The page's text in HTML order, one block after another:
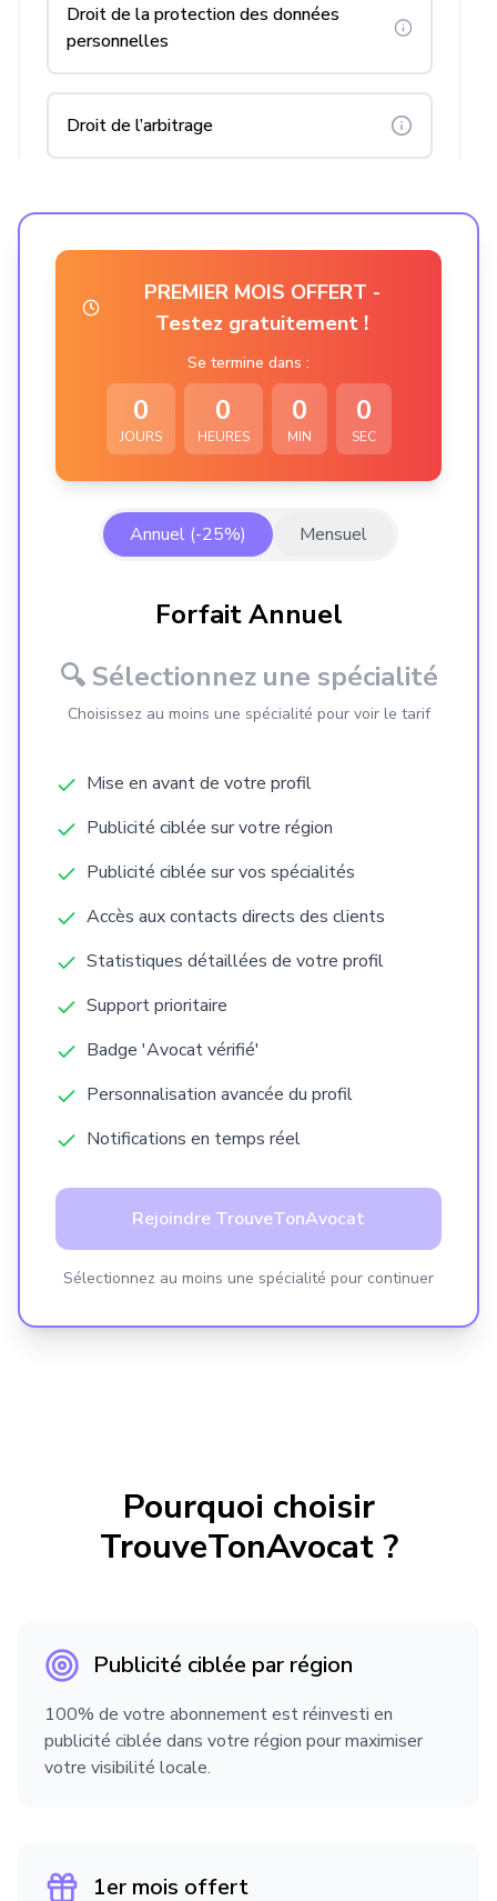
Droit de la protection des données
personnelles
Droit de l’arbitrage
Droit de la santé
Droit de la sécurité sociale et de la
protection sociale
Droit de l’énergie
Droit de l’environnement
Droit des associations et des fondations
Droit des assurances sociales
Droit des collectivités territoriales
Droit des contrats
Droit des garanties, des sûretés et des
mesures d'exécution
Droit des successions et libéralités
Droit du numérique
PREMIER MOIS OFFERT -
Testez gratuitement !
Se termine dans :
0
JOURS
0
HEURES
0
MIN
0
SEC
Annuel (-25%) Mensuel
Forfait Annuel
🔍 Sélectionnez une spécialité
Choisissez au moins une spécialité pour voir le tarif
Mise en avant de votre profil
Publicité ciblée sur votre région
Publicité ciblée sur vos spécialités
Accès aux contacts directs des clients
Statistiques détaillées de votre profil
Support prioritaire
Badge 'Avocat vérifié'
Personnalisation avancée du profil
Notifications en temps réel
Rejoindre TrouveTonAvocat
Sélectionnez au moins une spécialité pour continuer
Pourquoi choisir
TrouveTonAvocat ?
Publicité ciblée par région
100% de votre abonnement est réinvesti en
publicité ciblée dans votre région pour maximiser
votre visibilité locale.
1er mois offert